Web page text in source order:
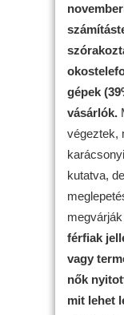
gépek
vásárlók.
végeztek,
kutatva,
férfiak
vagy
nők
mit lehet